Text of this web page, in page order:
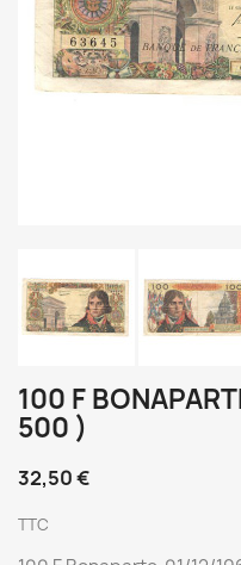
100 F
500 )
32,50 €
TTC